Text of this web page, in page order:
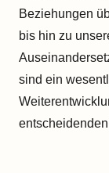
Beziehungen
bis hin zu
sind ein